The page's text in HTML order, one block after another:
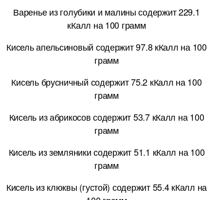
Варенье из голубики и малины содержит 229.1
кКалл на 100 грамм
Кисель апельсиновый содержит 97.8 кКалл на 100
грамм
Кисель брусничный содержит 75.2 кКалл на 100
грамм
Кисель из абрикосов содержит 53.7 кКалл на 100
грамм
Кисель из земляники содержит 51.1 кКалл на 100
грамм
Кисель из клюквы (густой) содержит 55.4 кКалл на